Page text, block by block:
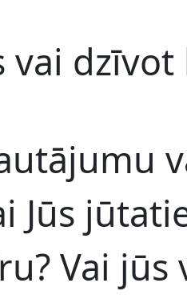
vai dzīvot
Jūs
Vai